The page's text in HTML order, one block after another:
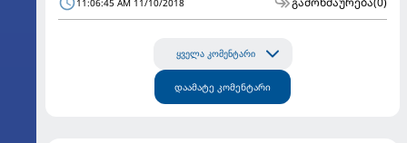
ყველა კომენტარი
დაამატე კომენტარი